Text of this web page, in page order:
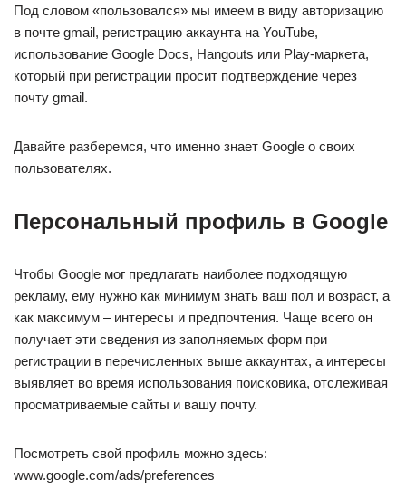
Под словом «пользовался» мы имеем в виду авторизацию
в почте gmail, регистрацию аккаунта на YouTube,
использование Google Docs, Hangouts или Play-маркета,
который при регистрации просит подтверждение через
почту gmail.
Давайте разберемся, что именно знает Google о своих
пользователях.
Персональный профиль в Google
Чтобы Google мог предлагать наиболее подходящую
рекламу, ему нужно как минимум знать ваш пол и возраст, а
как максимум – интересы и предпочтения. Чаще всего он
получает эти сведения из заполняемых форм при
регистрации в перечисленных выше аккаунтах, а интересы
выявляет во время использования поисковика, отслеживая
просматриваемые сайты и вашу почту.
Посмотреть свой профиль можно здесь:
www.google.com/ads/preferences